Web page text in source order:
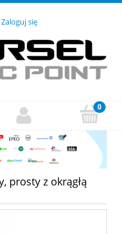
Zaloguj się
prosty z okrągłą